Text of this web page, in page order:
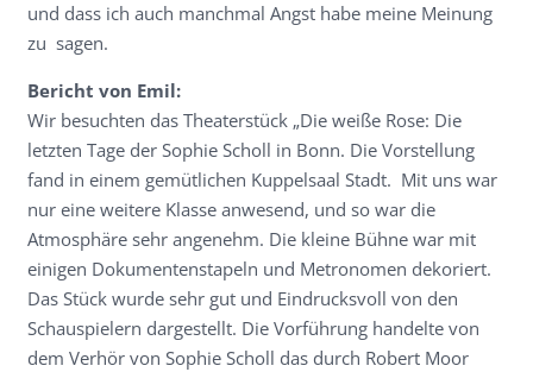
und dass ich auch manchmal Angst habe meine Meinung
zu sagen.
Bericht von Emil:
Wir besuchten das Theaterstück „Die weiße Rose: Die
letzten Tage der Sophie Scholl in Bonn. Die Vorstellung
fand in einem gemütlichen Kuppelsaal Stadt. Mit uns war
nur eine weitere Klasse anwesend, und so war die
Atmosphäre sehr angenehm. Die kleine Bühne war mit
einigen Dokumentenstapeln und Metronomen dekoriert.
Das Stück wurde sehr gut und Eindrucksvoll von den
Schauspielern dargestellt. Die Vorführung handelte von
dem Verhör von Sophie Scholl das durch Robert Moor